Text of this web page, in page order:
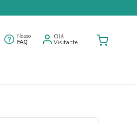
Nosso
FAQ
Olá
Visitante